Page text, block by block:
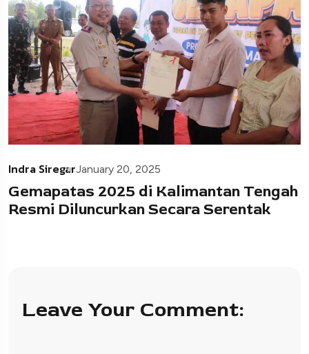
Indra SiregarJanuary 20, 2025
Gemapatas 2025 di Kalimantan Tengah
Resmi Diluncurkan Secara Serentak
Leave Your Comment: